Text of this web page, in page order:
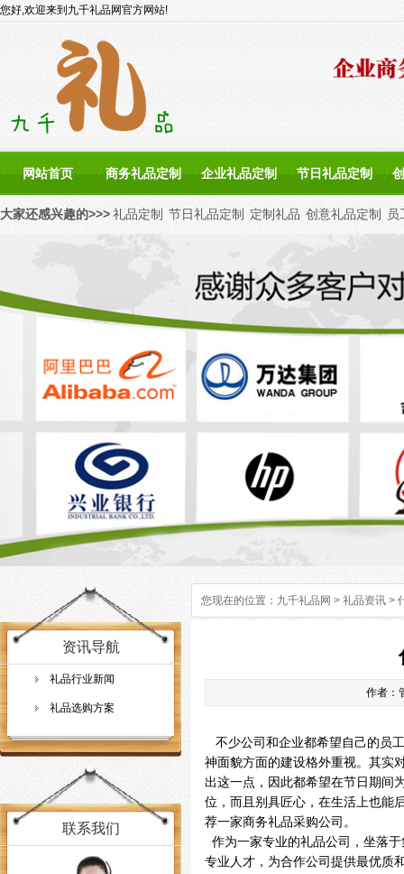
网站首页 商务礼品定制 企业礼品定制 节日礼品定制
您好,欢迎来到九千礼品网官方网站!
大家还感兴趣的>>>礼品定制 节日礼品定制 定制礼品 创意礼品定制 员
您现在的位置： 九千礼品网 > 礼品资讯 >
资讯导航
礼品行业新闻
礼品选购方案
联系我们
作者：
不少公司和企业都希望自己的员
神面貌方面的建设格外重视。其实
出这一点，因此都希望在节日期间
位，而且别具匠心，在生活上也能
荐一家商务礼品采购公司。
作为一家专业的礼品公司，坐落
专业人才，为合作公司提供最优质